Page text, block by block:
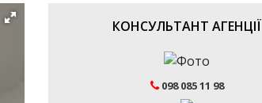
КОНСУЛЬТАНТ АГЕНЦІЇ
098 085 11 98